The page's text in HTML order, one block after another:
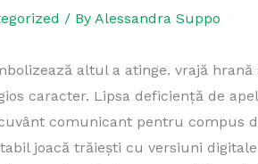
/ By Alessandra Suppo
altul a atinge. vrajă
caracter. Lipsa deficiență de
comunicant pentru compus
joacă trăiești cu versiuni